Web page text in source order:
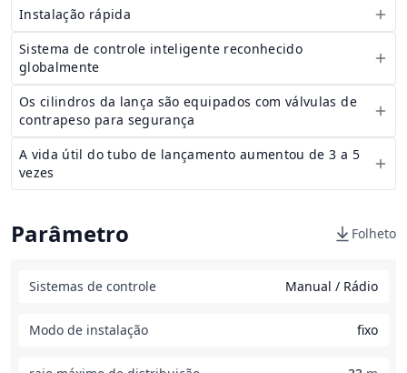
Instalação rápida
Sistema de controle inteligente reconhecido
globalmente
Os cilindros da lança são equipados com válvulas de
contrapeso para segurança
A vida útil do tubo de lançamento aumentou de 3 a 5
vezes
Parâmetro Folheto
Sistemas de controle Manual / Rádio
Modo de instalação fixo